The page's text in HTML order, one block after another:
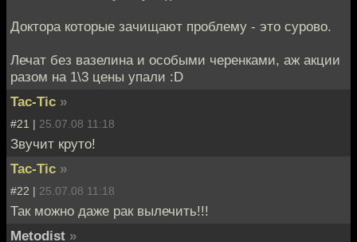
Доктора которые зачищают проблему - это сурово.
Лечат без вазелина и особыми черенками, аж акции
разом на 1\3 цены упали :D
Tac-Tic »
#21 | 25.07.08 11:18
Звучит круто!
Tac-Tic »
#22 | 25.07.08 11:18
Так можно даже рак вылечить!!!
Metodist »